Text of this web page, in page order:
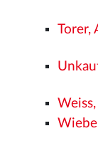
Torer,